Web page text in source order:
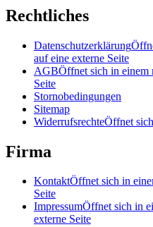
Rechtliches
Datenschutzerklärung
auf eine externe Seite
AGBÖffnet sich in einem
Seite
Stornobedingungen
Sitemap
WiderrufsrechteÖffnet
Firma
KontaktÖffnet sich in
Seite
ImpressumÖffnet sich in
externe Seite